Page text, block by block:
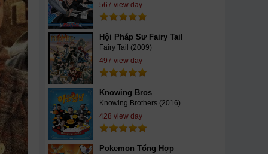
567 view day
Hội Pháp Sư Fairy Tail
Fairy Tail (2009)
497 view day
Knowing Bros
Knowing Brothers (2016)
428 view day
Pokemon Tổng Hợp